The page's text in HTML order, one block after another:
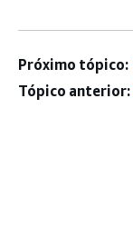
Próximo tópico:
Tópico anterior: